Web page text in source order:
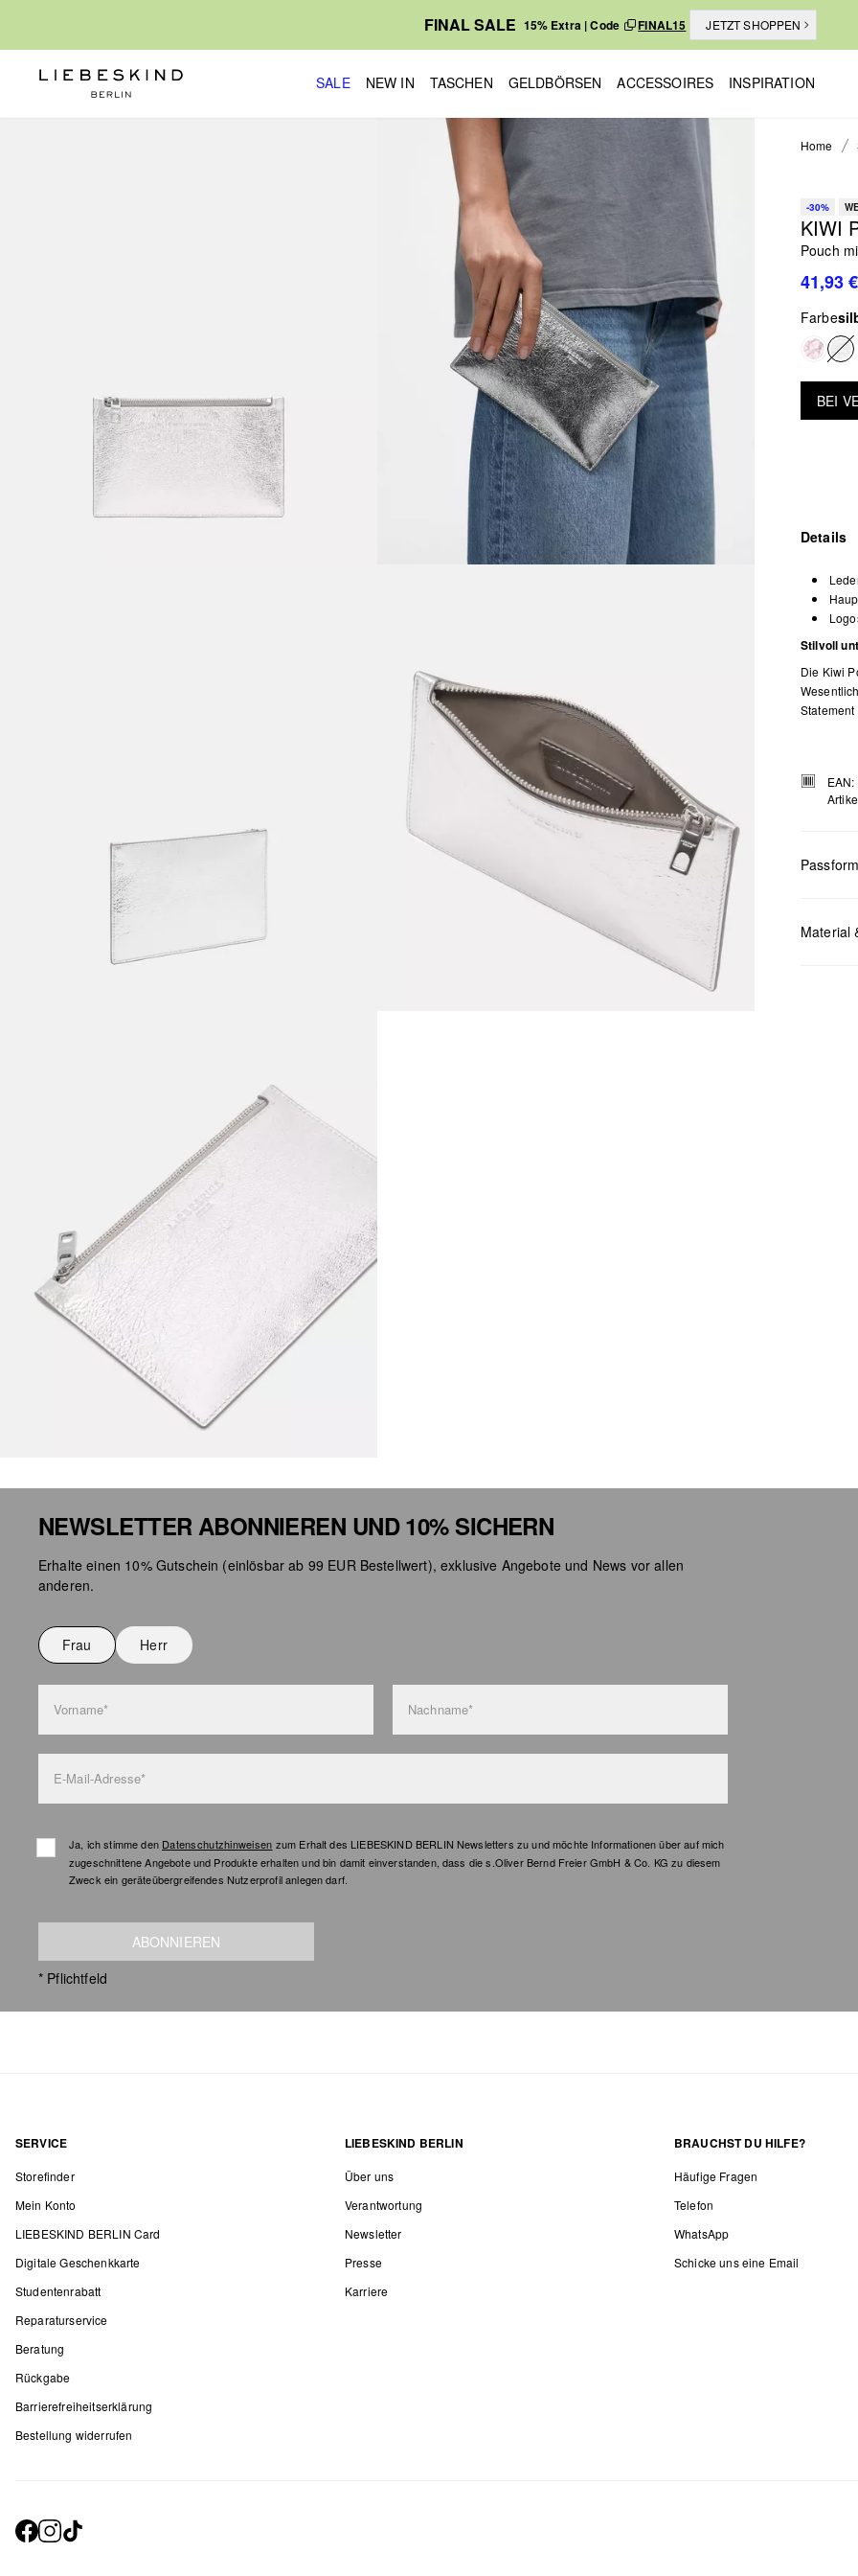
FINAL SALE 15% Extra | Code FINAL15 JETZT SHOPPEN
SALE NEW IN TASCHEN GELDBÖRSEN ACCESSOIRES INSPIRATION
Home
-30%
KIWI
Pouch
41,93 €
Farbe
BEI
Details
Stilvoll
Die Kiwi
Passform
Material
NEWSLETTER ABONNIEREN UND 10% SICHERN
Erhalte einen 10% Gutschein (einlösbar ab 99 EUR Bestellwert), exklusive Angebote und News vor allen
anderen.
Frau Herr
Vorname* Nachname*
E-Mail-Adresse*
Ja, ich stimme den Datenschutzhinweisen zum Erhalt des LIEBESKIND BERLIN Newsletters zu und möchte Informationen über auf mich
zugeschnittene Angebote und Produkte erhalten und bin damit einverstanden, dass die s.Oliver Bernd Freier GmbH & Co. KG zu diesem
Zweck ein geräteübergreifendes Nutzerprofil anlegen darf.
ABONNIEREN
* Pflichtfeld
SERVICE
Storefinder
Mein Konto
LIEBESKIND BERLIN Card
Digitale Geschenkkarte
Studentenrabatt
Reparaturservice
Beratung
Rückgabe
Barrierefreiheitserklärung
Bestellung widerrufen
LIEBESKIND BERLIN
Über uns
Verantwortung
Newsletter
Presse
Karriere
BRAUCHST DU HILFE?
Häufige Fragen
Telefon
WhatsApp
Schicke uns eine Email